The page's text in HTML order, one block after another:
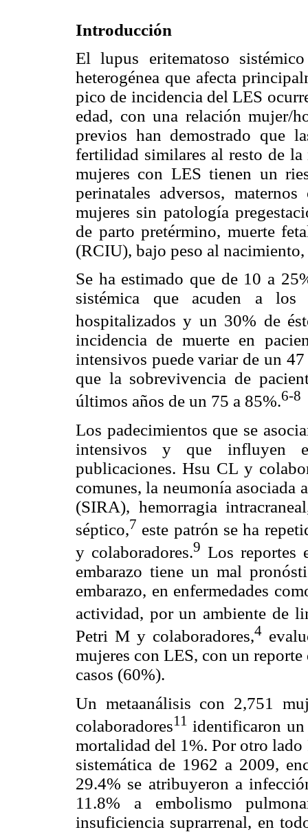
Introducción
El lupus eritematoso
heterogénea que afecta
pico de incidencia del LES
edad, con una relación mujer/
previos han demostrado que
fertilidad similares al resto de la
mujeres con LES tienen un
perinatales adversos,
mujeres sin patología
de parto pretérmino, muerte
(RCIU), bajo peso al
Se ha estimado que de 10 a
sistémica que acuden a los
hospitalizados y un 30% de
incidencia de muerte en
intensivos puede variar de un
que la sobrevivencia de
últimos años de un 75 a 85%.6-8
Los padecimientos que se
intensivos y que influyen
publicaciones. Hsu CL y
comunes, la neumonía
(SIRA), hemorragia
séptico,7 este patrón se ha
y colaboradores.9 Los reportes
embarazo tiene un mal
embarazo, en enfermedades
actividad, por un ambiente de
Petri M y colaboradores,4
mujeres con LES, con un
casos (60%).
Un metaanálisis con 2,751
colaboradores11 identificaron un
mortalidad del 1%. Por otro
sistemática de 1962 a 2009,
29.4% se atribuyeron a
11.8% a embolismo
insuficiencia suprarrenal, en